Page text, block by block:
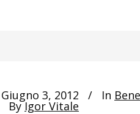
Giugno 3, 2012 In
By Igor Vitale